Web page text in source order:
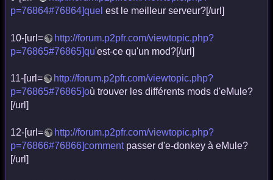
p=76864#76864]quel est le meilleur serveur?[/url]
10-[url=
http://forum.p2pfr.com/viewtopic.php?
p=76865#76865]qu'est-ce qu'un mod?[/url]
11-[url=
http://forum.p2pfr.com/viewtopic.php?
p=76865#76865]où trouver les différents mods d'eMule?
[/url]
12-[url=
http://forum.p2pfr.com/viewtopic.php?
p=76866#76866]commentpasser d'e-donkey à eMule?
[/url]